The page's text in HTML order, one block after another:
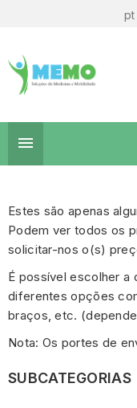
pt

Estes são apenas
Podem ver todos os
solicitar-nos o(s)
É possível escolher a
diferentes opções
braços, etc.
Nota: Os portes de
SUBCATEGORIAS